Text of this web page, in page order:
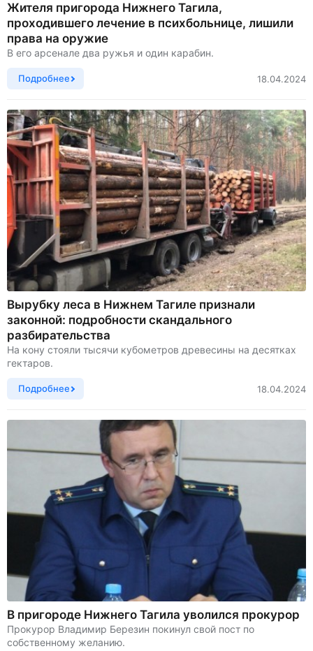
Жителя пригорода Нижнего Тагила,
проходившего лечение в психбольнице, лишили
права на оружие
В его арсенале два ружья и один карабин.
Подробнее 18.04.2024
Вырубку леса в Нижнем Тагиле признали
законной: подробности скандального
разбирательства
На кону стояли тысячи кубометров древесины на десятках
гектаров.
Подробнее 18.04.2024
В пригороде Нижнего Тагила уволился прокурор
Прокурор Владимир Березин покинул свой пост по
собственному желанию.